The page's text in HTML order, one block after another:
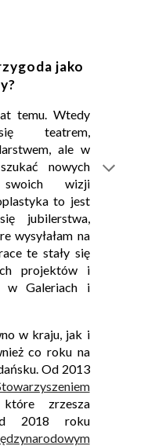
jako
temu. Wtedy
teatrem,
ale w
nowych
wizji
to jest
jubilerstwa,
wysyłałam na
te stały się
projektów i
w Galeriach i
w kraju, jak i
co roku na
Od 2013
które zrzesza
2018 roku